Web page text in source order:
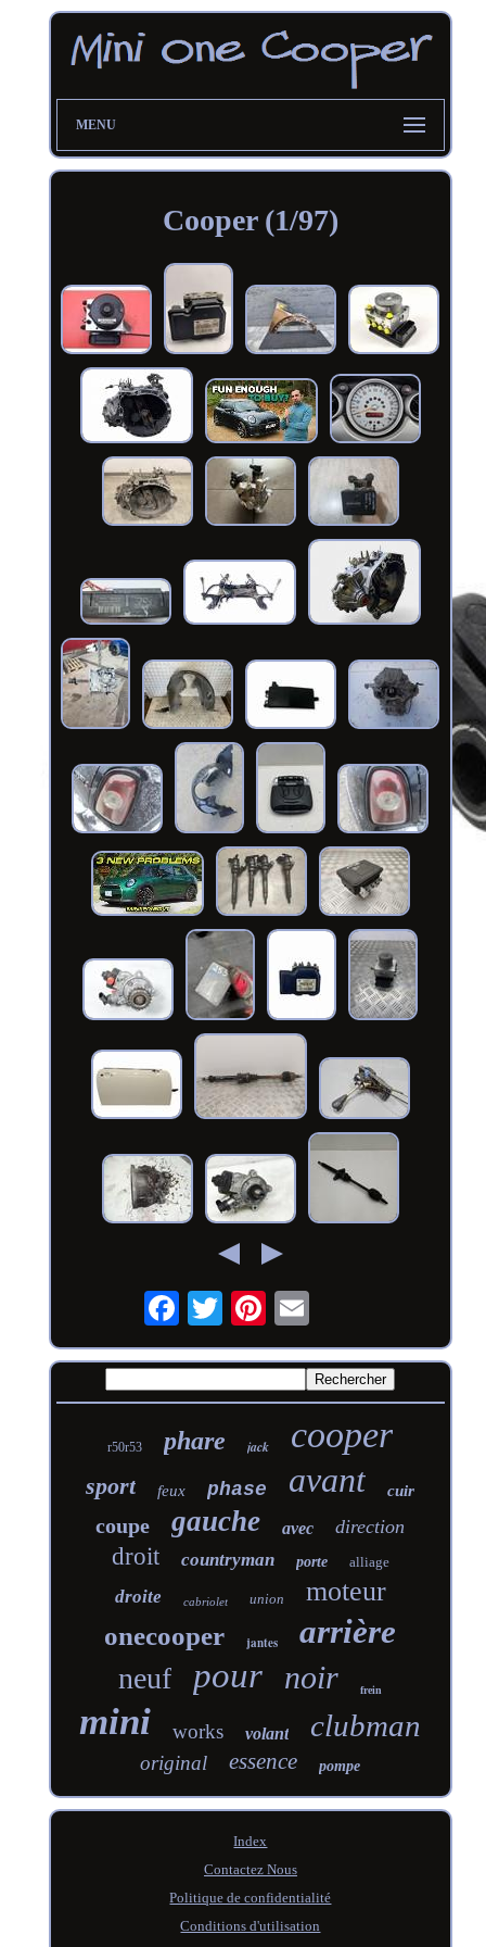
MENU
Cooper (1/97)
r50r53 phare jack cooper
sport feux phase avant cuir
coupe gauche avec direction
droit countryman porte alliage
droite cabriolet union moteur
onecooper jantes arrière
neuf pour noir frein
mini works volant clubman
original essence pompe
Index
Contactez Nous
Politique de confidentialité
Conditions d'utilisation